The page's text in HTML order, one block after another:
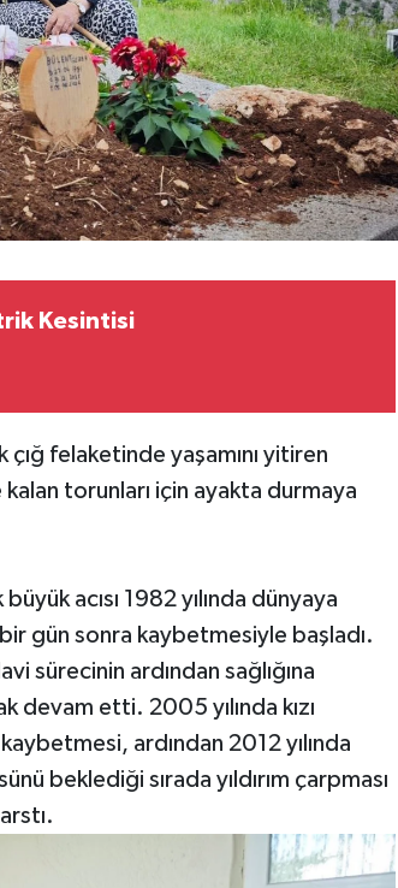
Kesintisi
çığ felaketinde yaşamını yitiren
torunları için ayakta durmaya
acısı 1982 yılında dünyaya
gün sonra kaybetmesiyle başladı.
sürecinin ardından sağlığına
devam etti. 2005 yılında kızı
ardından 2012 yılında
beklediği sırada yıldırım çarpması